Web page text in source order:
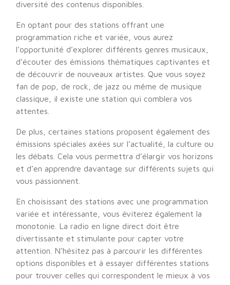
diversité des contenus disponibles.
En optant pour des stations offrant une
programmation riche et variée, vous aurez
l’opportunité d’explorer différents genres musicaux,
d’écouter des émissions thématiques captivantes et
de découvrir de nouveaux artistes. Que vous soyez
fan de pop, de rock, de jazz ou même de musique
classique, il existe une station qui comblera vos
attentes.
De plus, certaines stations proposent également des
émissions spéciales axées sur l’actualité, la culture ou
les débats. Cela vous permettra d’élargir vos horizons
et d’en apprendre davantage sur différents sujets qui
vous passionnent.
En choisissant des stations avec une programmation
variée et intéressante, vous éviterez également la
monotonie. La radio en ligne direct doit être
divertissante et stimulante pour capter votre
attention. N’hésitez pas à parcourir les différentes
options disponibles et à essayer différentes stations
pour trouver celles qui correspondent le mieux à vos